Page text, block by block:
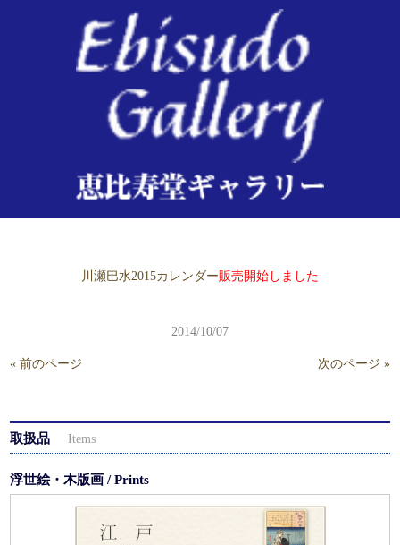
川瀬巴水2015カレンダー販売開始しました
2014/10/07
« 前のページ 次のページ »
取扱品 Items
浮世絵・木版画 / Prints